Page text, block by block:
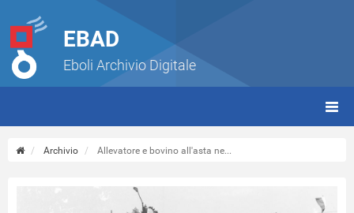
EBAD
Eboli Archivio Digitale
Archivio Allevatore e bovino all'asta ne...